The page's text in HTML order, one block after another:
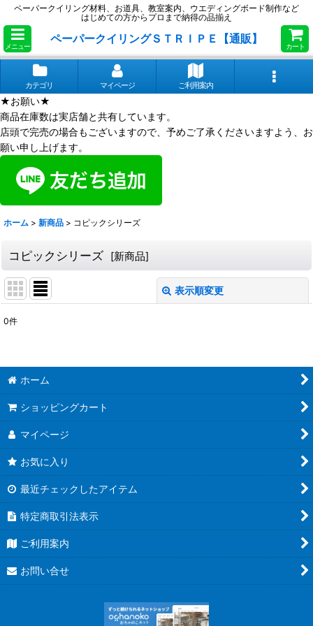
ペーパークイリング材料、お道具、教室案内、ウエディングボード制作など
はじめての方からプロまで納得の品揃え
メニュー
ペーパークイリングＳＴＲＩＰＥ【通販】
カート
カテゴリ マイページ ご利用案内
★お願い★
商品在庫数は実店舗と共有しています。
店頭で完売の場合もございますので、予めご了承くださいますよう、お
願い申し上げます。
ホーム > 新商品 > コピックシリーズ
コピックシリーズ [新商品]
表示順変更
並び順:
0件
ホーム
ショッピングカート
マイページ
お気に入り
最近チェックしたアイテム
特定商取引法表示
ご利用案内
お問い合せ